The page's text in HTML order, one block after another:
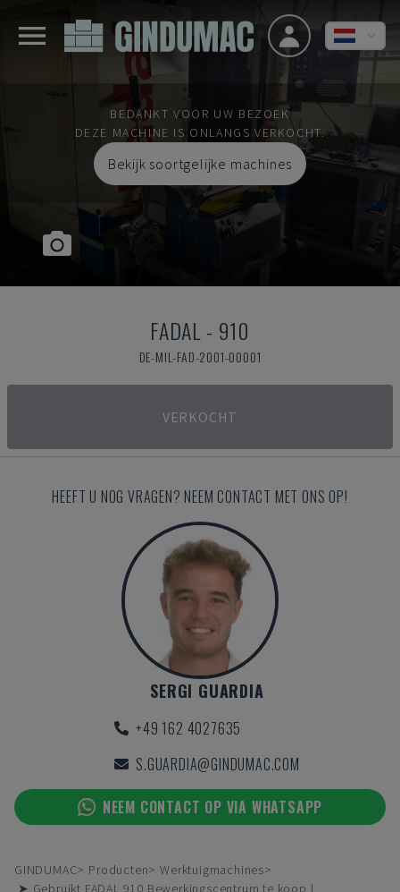
BEDANKT VOOR UW BEZOEK
DEZE MACHINE IS ONLANGS VERKOCHT.
Bekijk soortgelijke machines
FADAL - 910
DE-MIL-FAD-2001-00001
VERKOCHT
HEEFT U NOG VRAGEN? NEEM CONTACT MET ONS OP!
SERGI GUARDIA
+49 162 4027635
S.GUARDIA@GINDUMAC.COM
NEEM CONTACT OP VIA WHATSAPP
GINDUMAC Producten
Werktuigmachines
➤ Gebruikt FADAL 910 Bewerkingscentrum te koop |